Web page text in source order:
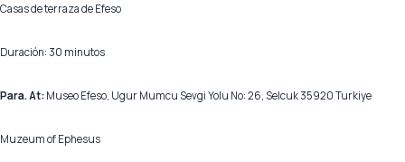
Casas de terraza de Efeso
Duración: 30 minutos
Para. At: Museo Efeso, Ugur Mumcu Sevgi Yolu No: 26, Selcuk 35920 Turkiye
Muzeum of Ephesus